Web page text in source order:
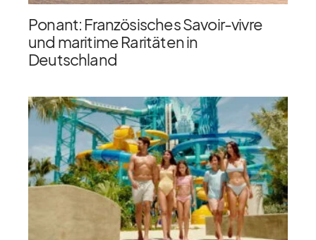
Ponant: Französisches Savoir-vivre
und maritime Raritäten in
Deutschland